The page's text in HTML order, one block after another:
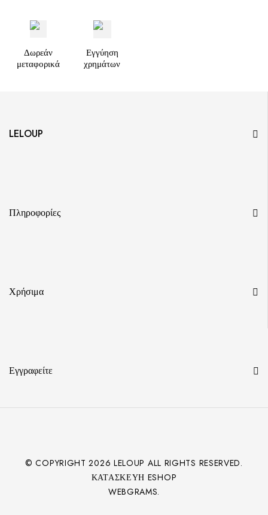
Δωρεάν
μεταφορικά
Εγγύηση
χρημάτων
LELOUP
Πληροφορίες
Χρήσιμα
Εγγραφείτε
© COPYRIGHT2026 LELOUP ALL RIGHTS RESERVED.
ΚΑΤΑΣΚΕΥΉ ESHOP
WEBGRAMS.